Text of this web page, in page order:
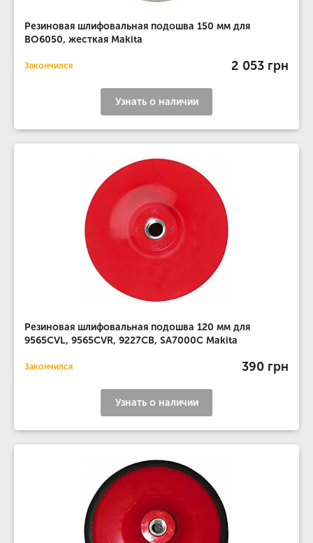
Резиновая шлифовальная подошва 150 мм для
BO6050, жесткая Makita
Закончился 2 053 грн
Узнать о наличии
Резиновая шлифовальная подошва 120 мм для
9565CVL, 9565CVR, 9227CB, SA7000C Makita
Закончился 390 грн
Узнать о наличии